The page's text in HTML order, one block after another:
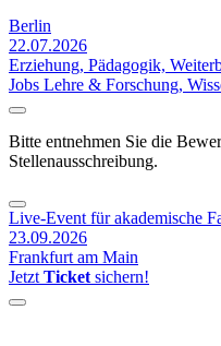
Berlin
22.07.2026
Erziehung, Pädagogik,
Jobs Lehre & Forschung,
Bitte entnehmen Sie die
Stellenausschreibung.
Live-Event für akademische
23.09.2026
Frankfurt am Main
Jetzt Ticket sichern!